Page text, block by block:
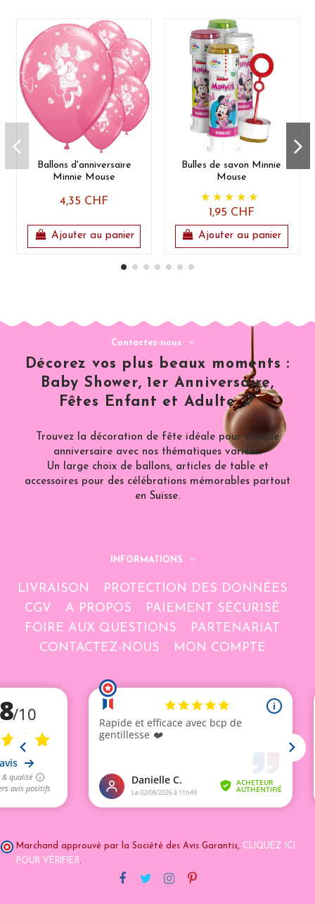
Ballons d'anniversaire
Minnie Mouse
4,35 CHF
Ajouter au panier
Bulles de savon Minnie
Mouse
1,95 CHF
Ajouter au panier
Contactez-nous
Décorez vos plus beaux moments :
Baby Shower, 1er Anniversaire,
Fêtes Enfant et Adulte 🎈
Trouvez la décoration de fête idéale pour chaque
anniversaire avec nos thématiques variées.
Un large choix de ballons, articles de table et
accessoires pour des célébrations mémorables partout
en Suisse.
INFORMATIONS
LIVRAISON
PROTECTION DES DONNÉES
CGV
A PROPOS
PAIEMENT SÉCURISÉ
FOIRE AUX QUESTIONS
PARTENARIAT
CONTACTEZ-NOUS
MON COMPTE
Marchand approuvé par la Société des Avis Garantis, CLIQUEZ ICI
POUR VÉRIFIER.